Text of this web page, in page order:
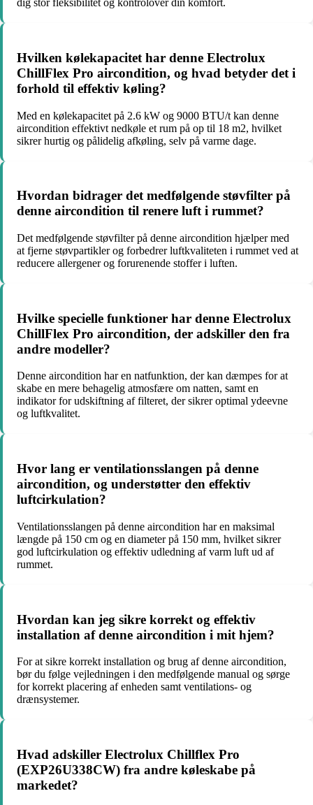
dig stor fleksibilitet og kontrolover din komfort.
Hvilken kølekapacitet har denne Electrolux
ChillFlex Pro aircondition, og hvad betyder det i
forhold til effektiv køling?
Med en kølekapacitet på 2.6 kW og 9000 BTU/t kan denne
aircondition effektivt nedkøle et rum på op til 18 m2, hvilket
sikrer hurtig og pålidelig afkøling, selv på varme dage.
Hvordan bidrager det medfølgende støvfilter på
denne aircondition til renere luft i rummet?
Det medfølgende støvfilter på denne aircondition hjælper med
at fjerne støvpartikler og forbedrer luftkvaliteten i rummet ved at
reducere allergener og forurenende stoffer i luften.
Hvilke specielle funktioner har denne Electrolux
ChillFlex Pro aircondition, der adskiller den fra
andre modeller?
Denne aircondition har en natfunktion, der kan dæmpes for at
skabe en mere behagelig atmosfære om natten, samt en
indikator for udskiftning af filteret, der sikrer optimal ydeevne
og luftkvalitet.
Hvor lang er ventilationsslangen på denne
aircondition, og understøtter den effektiv
luftcirkulation?
Ventilationsslangen på denne aircondition har en maksimal
længde på 150 cm og en diameter på 150 mm, hvilket sikrer
god luftcirkulation og effektiv udledning af varm luft ud af
rummet.
Hvordan kan jeg sikre korrekt og effektiv
installation af denne aircondition i mit hjem?
For at sikre korrekt installation og brug af denne aircondition,
bør du følge vejledningen i den medfølgende manual og sørge
for korrekt placering af enheden samt ventilations- og
drænsystemer.
Hvad adskiller Electrolux Chillflex Pro
(EXP26U338CW) fra andre køleskabe på
markedet?